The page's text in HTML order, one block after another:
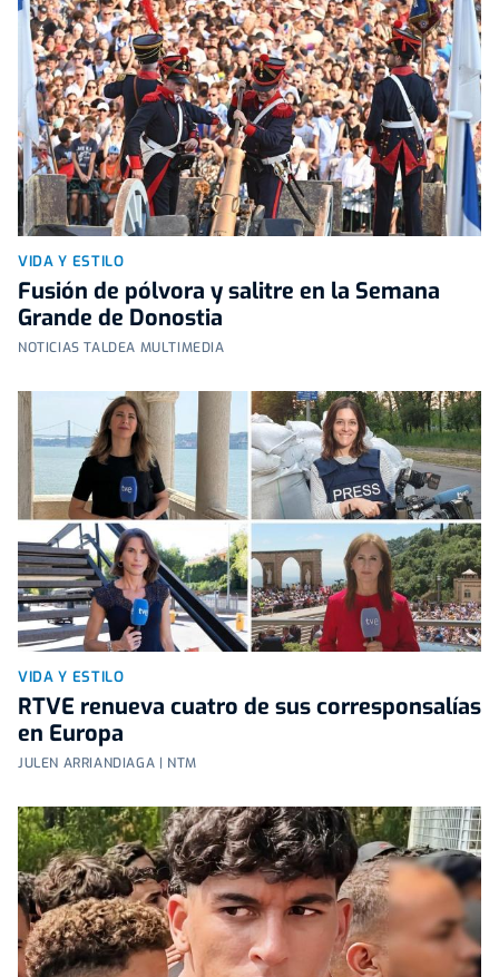
VIDA Y ESTILO
Fusión de pólvora y salitre en la Semana
Grande de Donostia
NOTICIAS TALDEA MULTIMEDIA
VIDA Y ESTILO
RTVE renueva cuatro de sus corresponsalías
en Europa
JULEN ARRIANDIAGA | NTM